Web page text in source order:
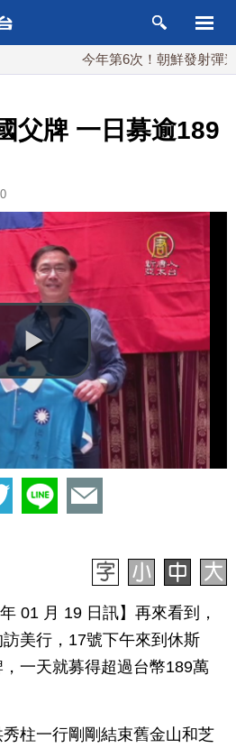
今年第6次！朝鮮發射彈道導彈
父牌 一日募逾189
01 月 19 日訊】再來看到，
美行，17號下午來到休斯
一天就募得超過台幣189萬
柱一行剛剛結束舊金山和芝